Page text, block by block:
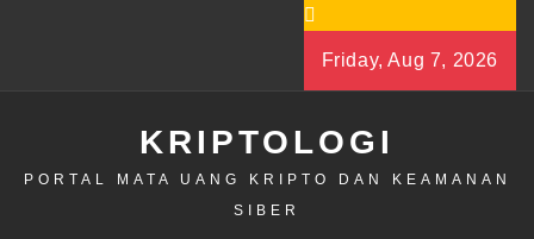
Friday, Aug 7, 2026
KRIPTOLOGI
PORTAL MATA UANG KRIPTO DAN KEAMANAN
SIBER